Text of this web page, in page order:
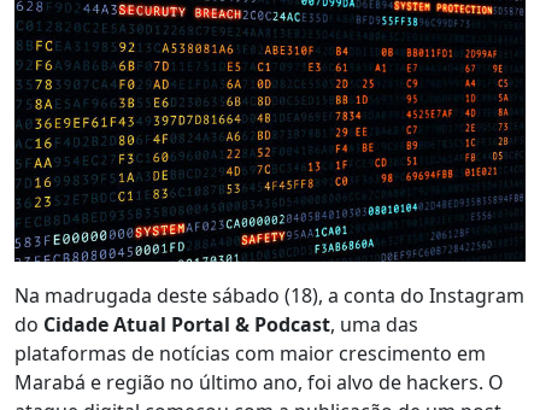
Na madrugada deste sábado (18), a conta do Instagram
do Cidade Atual Portal & Podcast, uma das
plataformas de notícias com maior crescimento em
Marabá e região no último ano, foi alvo de hackers. O